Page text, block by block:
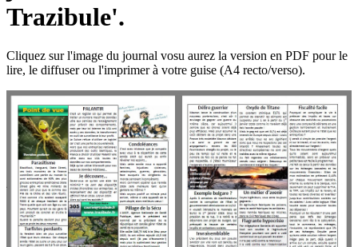
Trazibule'.
Cliquez sur l'image du journal vosu aurez la version en PDF pour le
lire, le diffuser ou l'imprimer à votre guise (A4 recto/verso).